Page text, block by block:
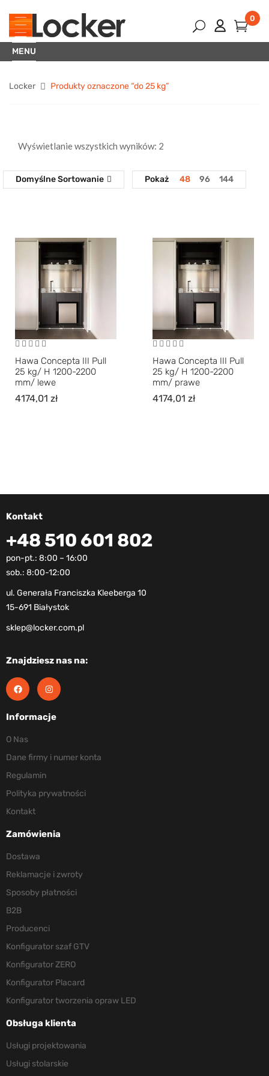
0
MENU
Locker Produkty oznaczone “do 25 kg”
Wyświetlanie wszystkich wyników: 2
Domyślne Sortowanie Pokaż 48 96 144
Hawa Concepta III Pull
25 kg/ H 1200-2200
mm/ lewe
4174,01 zł
Hawa Concepta III Pull
25 kg/ H 1200-2200
mm/ prawe
4174,01 zł
Kontakt
+48 510 601 802
pon-pt.: 8:00 – 16:00
sob.: 8:00-12:00
ul. Generała Franciszka Kleeberga 10
15-691 Białystok
sklep@locker.com.pl
Znajdziesz nas na:
Informacje
O Nas
Dane firmy i numer konta
Regulamin
Polityka prywatności
Kontakt
Zamówienia
Dostawa
Reklamacje i zwroty
Sposoby płatności
B2B
Producenci
Konfigurator szaf GTV
Konfigurator ZERO
Konfigurator Placard
Konfigurator tworzenia opraw LED
Obsługa klienta
Usługi projektowania
Usługi stolarskie